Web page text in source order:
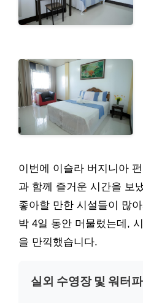
이번에 이슬라 버지니아
과 함께 즐거운 시간을 보
좋아할 만한 시설들이 많
박 4일 동안 머물렀는데,
을 만끽했습니다.
실외 수영장 및 워터